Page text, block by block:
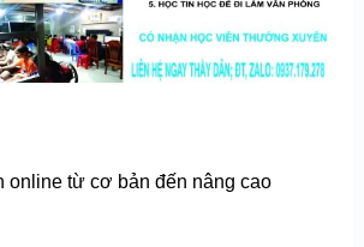
online từ cơ bản đến nâng cao